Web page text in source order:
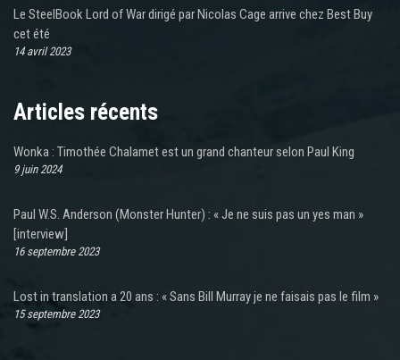
Le SteelBook Lord of War dirigé par Nicolas Cage arrive chez Best Buy
cet été
14 avril 2023
Articles récents
Wonka : Timothée Chalamet est un grand chanteur selon Paul King
9 juin 2024
Paul W.S. Anderson (Monster Hunter) : « Je ne suis pas un yes man »
[interview]
16 septembre 2023
Lost in translation a 20 ans : « Sans Bill Murray je ne faisais pas le film »
15 septembre 2023